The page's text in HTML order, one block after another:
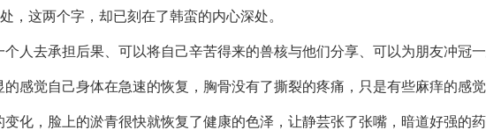
，这两个字，却已刻在了韩蛮的内心深处。
人去承担后果、可以将自己辛苦得来的兽核与他们分享、可以为朋友冲冠
感觉自己身体在急速的恢复，胸骨没有了撕裂的疼痛，只是有些麻痒的感觉
化，脸上的淤青很快就恢复了健康的色泽，让静芸张了张嘴，暗道好强的药